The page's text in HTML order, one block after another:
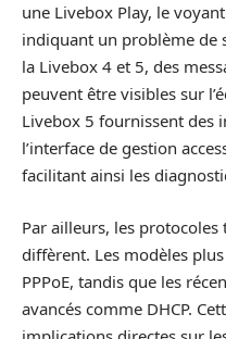
une Livebox Play, le
indiquant un problème de
la Livebox 4 et 5, des
peuvent être visibles sur
Livebox 5 fournissent des
l’interface de gestion
facilitant ainsi les
Par ailleurs, les
diffèrent. Les modèles
PPPoE, tandis que les
avancés comme DHCP.